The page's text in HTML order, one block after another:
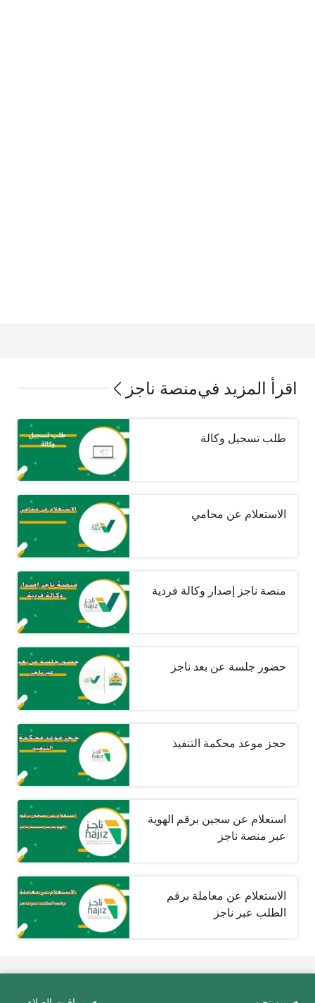
اقرأ المزيد فيمنصة ناجز
طلب تسجيل وكالة
الاستعلام عن محامي
منصة ناجز إصدار وكالة فردية
حضور جلسة عن بعد ناجز
حجز موعد محكمة التنفيذ
استعلام عن سجين برقم الهوية
عبر منصة ناجز
الاستعلام عن معاملة برقم
الطلب عبر ناجز